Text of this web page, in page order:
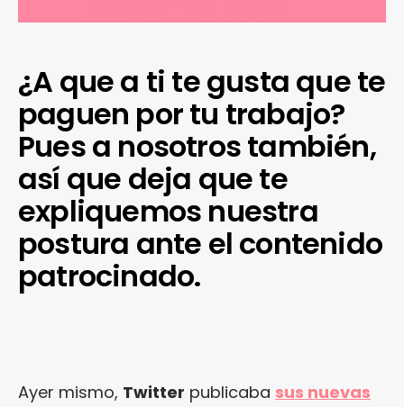
¿A que a ti te gusta que te
paguen por tu trabajo?
Pues a nosotros también,
así que deja que te
expliquemos nuestra
postura ante el contenido
patrocinado.
Ayer mismo, Twitter publicaba sus nuevas